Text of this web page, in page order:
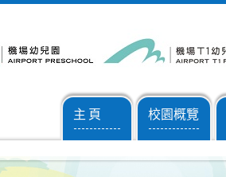
主 頁
------------
校園概覽
-------------